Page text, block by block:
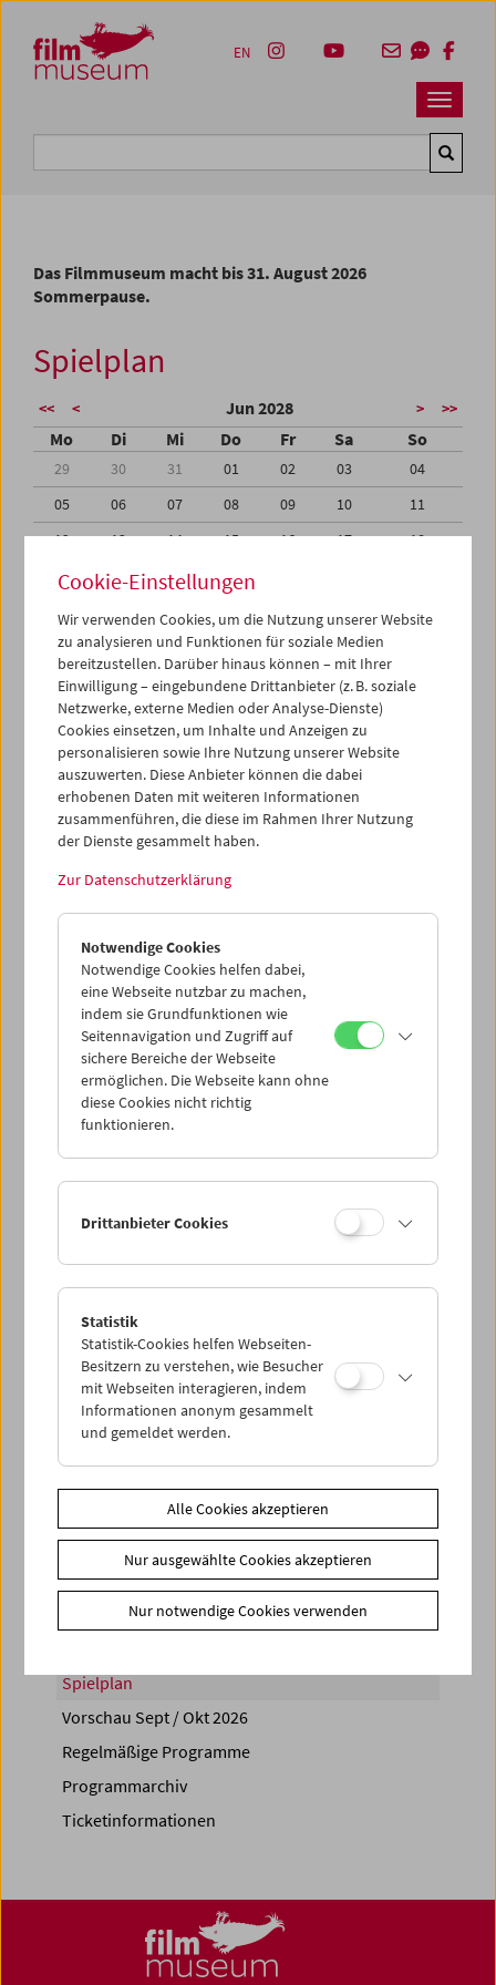
Zum Inhalt
Zum Hauptmenü
Zur Servicenavigation
Zum Suche
Navbar
EN
Das Filmmuseum macht bis 31. August 2026
Sommerpause.
Spielplan
<< < Jun 2028 > >>
Mo Di Mi Do Fr Sa So
29 30 31 01 02 03
04
05
06 07 08 09 10
11
12
13 14 15 16 17
18
19
20 21 22
26
28 30
02
03
04 05 06 07 08
iCalender
Programmheft-PDF
English language or subtitles
< Vorherige Woche
Mo 19.6.
Di 20.6.
Mi 21.6.
Do 22.6.
Sa 24.6.
PROGRAMM ÜBERBLICK
Share on
Spielplan
Vorschau Sept / Okt 2026
Regelmäßige Programme
Programmarchiv
Ticketinformationen
Cookie-Einstellungen
Wir verwenden Cookies, um die Nutzung unserer Website
zu analysieren und Funktionen für soziale Medien
bereitzustellen. Darüber hinaus können – mit Ihrer
Einwilligung – eingebundene Drittanbieter (z. B. soziale
Netzwerke, externe Medien oder Analyse-Dienste)
Cookies einsetzen, um Inhalte und Anzeigen zu
personalisieren sowie Ihre Nutzung unserer Website
auszuwerten. Diese Anbieter können die dabei
erhobenen Daten mit weiteren Informationen
zusammenführen, die diese im Rahmen Ihrer Nutzung
der Dienste gesammelt haben.
Zur Datenschutzerklärung
Notwendige Cookies
Notwendige Cookies helfen dabei,
eine Webseite nutzbar zu machen,
indem sie Grundfunktionen wie
Seitennavigation und Zugriff auf
sichere Bereiche der Webseite
ermöglichen. Die Webseite kann ohne
diese Cookies nicht richtig
funktionieren.
Drittanbieter Cookies
Statistik
Statistik-Cookies helfen Webseiten-
Besitzern zu verstehen, wie Besucher
mit Webseiten interagieren, indem
Informationen anonym gesammelt
und gemeldet werden.
Alle Cookies akzeptieren
Nur ausgewählte Cookies akzeptieren
Nur notwendige Cookies verwenden